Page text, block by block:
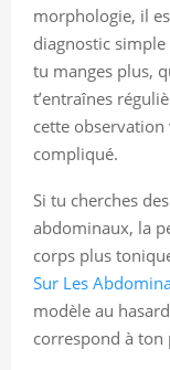
morphologie, il
diagnostic
tu manges plus,
t’entraînes
cette
compliqué.
Si tu cherches
abdominaux, la
corps plus
Sur Les
modèle au
correspond à